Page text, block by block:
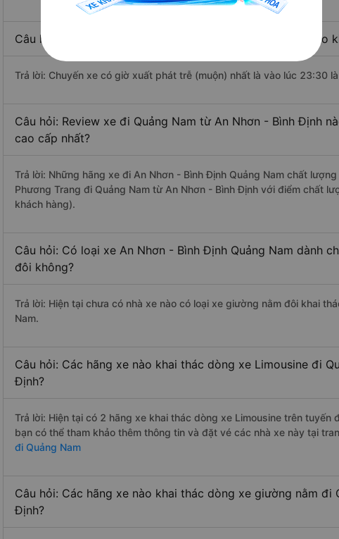
Câu hỏi: Nhà xe đi Quảng Nam từ An Nhơn - Bình Định nào
Trả lời: Chuyến xe có giờ xuất phát trễ (muộn) nhất là vào lúc 23:30
Câu hỏi: Review xe đi Quảng Nam từ An Nhơn - Bình Định
cao cấp nhất?
Trả lời: Những hãng xe đi An Nhơn - Bình Định Quảng Nam chất
Phương Trang đi Quảng Nam từ An Nhơn - Bình Định với điểm chất
khách hàng).
Câu hỏi: Có loại xe An Nhơn - Bình Định Quảng Nam dành
đôi không?
Trả lời: Hiện tại chưa có nhà xe nào có loại xe giường nằm đôi khai
Nam.
Câu hỏi: Các hãng xe nào khai thác dòng xe Limousine đi
Định?
Trả lời: Hiện tại có 2 hãng xe khai thác dòng xe Limousine trên tuyến
bạn có thể tham khảo thêm thông tin và đặt vé các nhà xe này tại
đi Quảng Nam
Câu hỏi: Các hãng xe nào khai thác dòng xe giường nằm đi
Định?